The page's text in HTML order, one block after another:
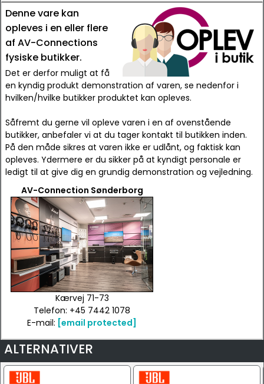
Denne vare kan
opleves i en eller flere
af AV-Connections
fysiske butikker.
Det er derfor muligt at få
en kyndig produkt demonstration af varen, se nedenfor i
hvilken/hvilke butikker produktet kan opleves.
Såfremt du gerne vil opleve varen i en af ovenstående
butikker, anbefaler vi at du tager kontakt til butikken inden.
På den måde sikres at varen ikke er udlånt, og faktisk kan
opleves. Ydermere er du sikker på at kyndigt personale er
ledigt til at give dig en grundig demonstration og vejledning.
AV-Connection Sønderborg
Kærvej 71-73
Telefon: +45 7442 1078
E-mail: [email protected]
ALTERNATIVER